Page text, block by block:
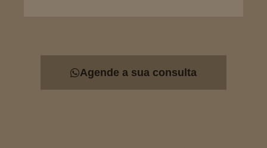
Agende a sua consulta